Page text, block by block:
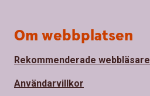
Om webbplatsen
Rekommenderade webbläsare
Användarvillkor